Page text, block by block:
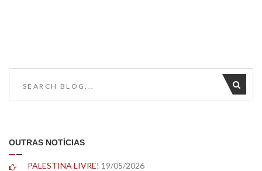
OUTRAS NOTÍCIAS
PALESTINA LIVRE! 19/05/2026